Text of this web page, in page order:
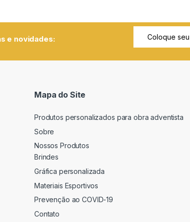
e novidades:
Mapa do Site
Produtos personalizados para obra adventista
Sobre
Nossos Produtos
Brindes
Gráfica personalizada
Materiais Esportivos
Prevenção ao COVID-19
Contato